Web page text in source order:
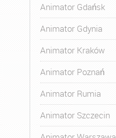
Animator Gdańsk
Animator Gdynia
Animator Kraków
Animator Poznań
Animator Rumia
Animator Szczecin